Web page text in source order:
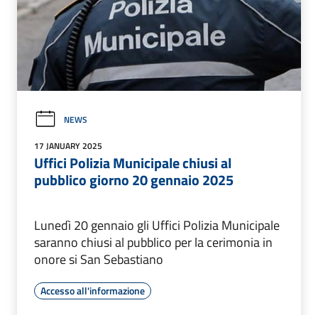
NEWS
17 JANUARY 2025
Uffici Polizia Municipale chiusi al
pubblico giorno 20 gennaio 2025
Lunedì 20 gennaio gli Uffici Polizia Municipale
saranno chiusi al pubblico per la cerimonia in
onore si San Sebastiano
Accesso all'informazione